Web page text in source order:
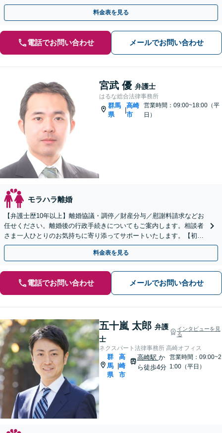
用を明確化【高崎駅徒歩15分】
料金表を見る
電話でお問い合わせ メールでお問い合わせ
宮武 優 弁護士
はるな総合法律事務所
群馬
県
|
高崎
市
営業時間：09:00~18:00（平
日）
モラハラ離婚
【弁護士歴10年以上】離婚協議・調停／財産分与／慰謝料請求などお
任せください。離婚後の行政手続きについてもご案内します。相談者
さま一人ひとりのお気持ちに寄り添ってサポートいたします。【初回
相談無料】【電話相談可】
料金表を見る
電話でお問い合わせ メールでお問い合わせ
五十嵐 太郎 弁護
士
インタビューを見
る
ネクスパート法律事務所 高崎オフィス
群
馬
県
高
崎
市
高崎駅 か
ら徒歩4分
営業時間：09:00~2
1:00（平日）